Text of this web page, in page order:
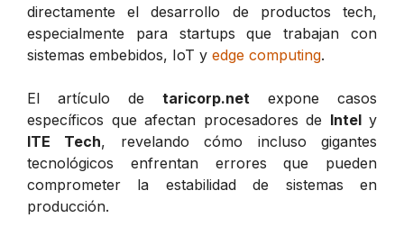
directamente el desarrollo de productos tech,
especialmente para startups que trabajan con
sistemas embebidos, IoT y edge computing.
El artículo de taricorp.net expone casos
específicos que afectan procesadores de Intely
ITE Tech, revelando cómo incluso gigantes
tecnológicos enfrentan errores que pueden
comprometer la estabilidad de sistemas en
producción.